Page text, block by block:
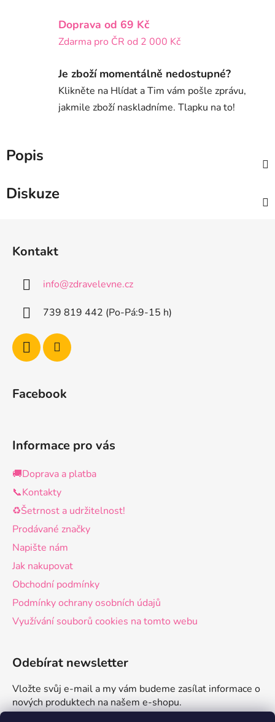
Doprava od 69 Kč
Zdarma pro ČR od 2 000 Kč
Je zboží momentálně nedostupné?
Klikněte na Hlídat a Tim vám pošle zprávu,
jakmile zboží naskladníme. Tlapku na to!
Popis
Diskuze
Kontakt
info@zdravelevne.cz
739 819 442 (Po-Pá:9-15 h)
Facebook
Informace pro vás
🚚Doprava a platba
📞Kontakty
♻️Šetrnost a udržitelnost!
Prodávané značky
Napište nám
Jak nakupovat
Obchodní podmínky
Podmínky ochrany osobních údajů
Využívání souborů cookies na tomto webu
Odebírat newsletter
Vložte svůj e-mail a my vám budeme zasílat informace o
nových produktech na našem e-shopu.